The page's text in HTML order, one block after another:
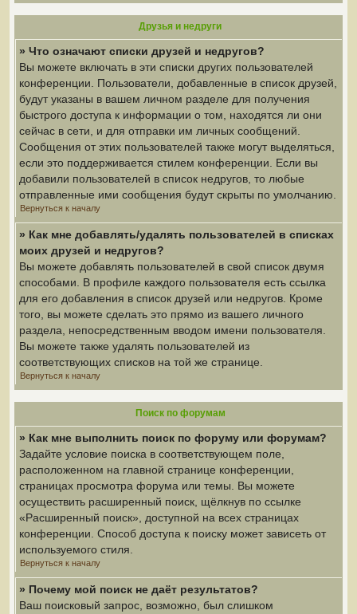
Друзья и недруги
» Что означают списки друзей и недругов?
Вы можете включать в эти списки других пользователей
конференции. Пользователи, добавленные в список друзей,
будут указаны в вашем личном разделе для получения
быстрого доступа к информации о том, находятся ли они
сейчас в сети, и для отправки им личных сообщений.
Сообщения от этих пользователей также могут выделяться,
если это поддерживается стилем конференции. Если вы
добавили пользователей в список недругов, то любые
отправленные ими сообщения будут скрыты по умолчанию.
Вернуться к началу
» Как мне добавлять/удалять пользователей в списках
моих друзей и недругов?
Вы можете добавлять пользователей в свой список двумя
способами. В профиле каждого пользователя есть ссылка
для его добавления в список друзей или недругов. Кроме
того, вы можете сделать это прямо из вашего личного
раздела, непосредственным вводом имени пользователя.
Вы можете также удалять пользователей из
соответствующих списков на той же странице.
Вернуться к началу
Поиск по форумам
» Как мне выполнить поиск по форуму или форумам?
Задайте условие поиска в соответствующем поле,
расположенном на главной странице конференции,
страницах просмотра форума или темы. Вы можете
осуществить расширенный поиск, щёлкнув по ссылке
«Расширенный поиск», доступной на всех страницах
конференции. Способ доступа к поиску может зависеть от
используемого стиля.
Вернуться к началу
» Почему мой поиск не даёт результатов?
Ваш поисковый запрос, возможно, был слишком